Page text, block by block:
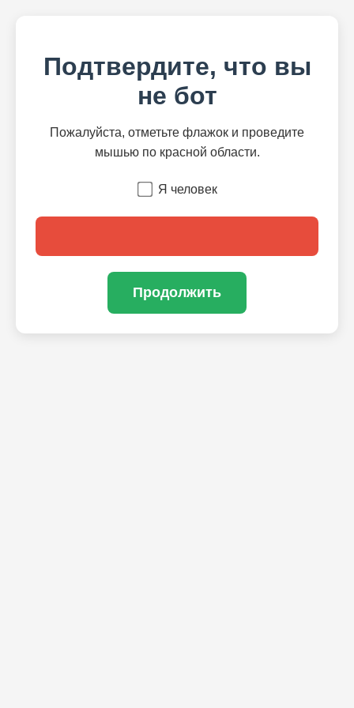
Подтвердите, что вы
не бот
Пожалуйста, отметьте флажок и проведите
мышью по красной области.
Я человек
Продолжить